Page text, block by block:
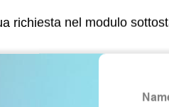
richiesta nel modulo